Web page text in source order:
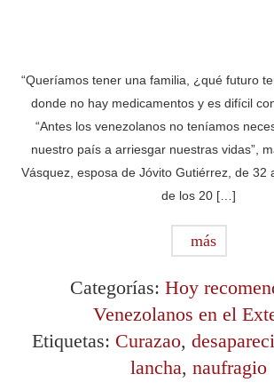
“Queríamos tener una familia, ¿qué futuro
donde no hay medicamentos y es difícil
“Antes los venezolanos no teníamos
nuestro país a arriesgar nuestras vidas”,
Vásquez, esposa de Jóvito Gutiérrez, de 32
de los 20 […]
más
Categorías: Hoy
Venezolanos en el
Etiquetas: Curazao,
lancha, naufragio